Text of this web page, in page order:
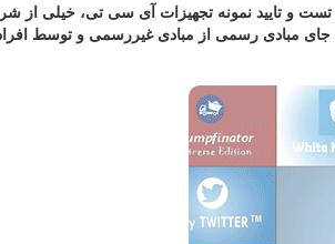
و تایید نمونه تجهیزات آی سی تی، خیلی از
جای مبادی رسمی از مبادی غیررسمی و توسط